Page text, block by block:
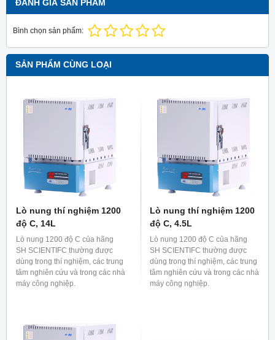
ĐÁNH GIÁ SẢN PHẨM
Bình chọn sản phẩm:
SẢN PHẨM CÙNG LOẠI
Lò nung thí nghiệm 1200
độ C, 14L
Lò nung 1200 độ C của hãng
SH SCIENTIFC thường được
dùng trong thí nghiệm, các trung
tâm nghiên cứu và trong các nhà
máy công nghiệp.
Lò nung thí nghiệm 1200
độ C, 4.5L
Lò nung 1200 độ C của hãng
SH SCIENTIFC thường được
dùng trong thí nghiệm, các trung
tâm nghiên cứu và trong các nhà
máy công nghiệp.